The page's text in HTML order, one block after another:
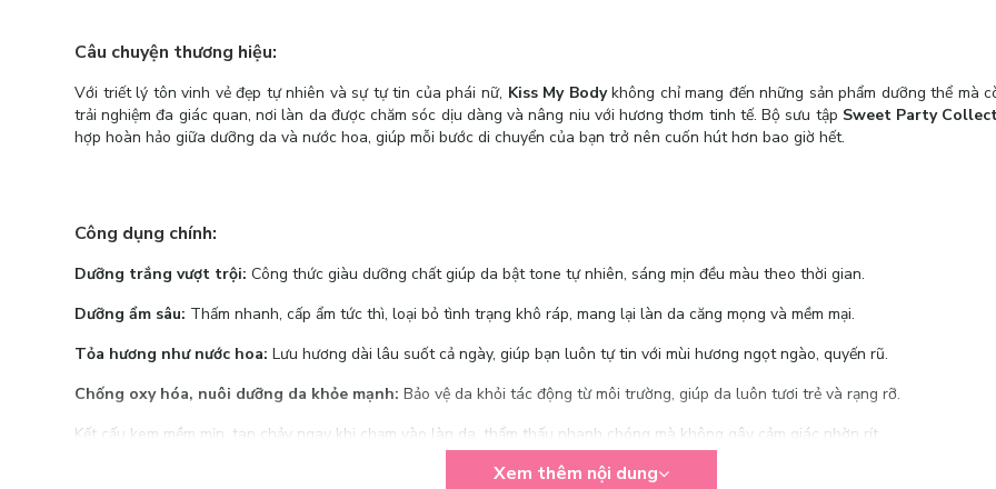
Câu chuyện thương hiệu:
Với triết lý tôn vinh vẻ đẹp tự nhiên và sự tự tin của phái nữ, Kiss My Bodykhông chỉ mang đến những sản phẩm dưỡng thể mà
trải nghiệm đa giác quan, nơi làn da được chăm sóc dịu dàng và nâng niu với hương thơm tinh tế. Bộ sưu tập Sweet Party
hợp hoàn hảo giữa dưỡng da và nước hoa, giúp mỗi bước di chuyển của bạn trở nên cuốn hút hơn bao giờ hết.
Công dụng chính:
Dưỡng trắng vượt trội: Công thức giàu dưỡng chất giúp da bật tone tự nhiên, sáng mịn đều màu theo thời gian.
Dưỡng ẩm sâu: Thấm nhanh, cấp ẩm tức thì, loại bỏ tình trạng khô ráp, mang lại làn da căng mọng và mềm mại.
Tỏa hương như nước hoa: Lưu hương dài lâu suốt cả ngày, giúp bạn luôn tự tin với mùi hương ngọt ngào, quyến rũ.
Chống oxy hóa, nuôi dưỡng da khỏe mạnh: Bảo vệ da khỏi tác động từ môi trường, giúp da luôn tươi trẻ và rạng rỡ.
Kết cấu kem mềm mịn, tan chảy ngay khi chạm vào làn da, thẩm thấu nhanh chóng mà không gây cảm giác nhờn rít.
Hương thơm quyến rũ, lưu giữ trên da từ 4-6 giờ, mang đến sự thư giãn và dễ chịu suốt cả ngày.
Xem thêm nội dung